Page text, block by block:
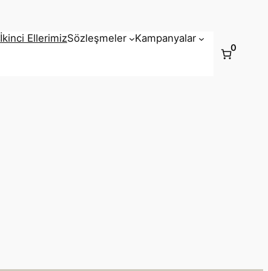
İkinci EllerimizSözleşmeler
Kampanyalar
0